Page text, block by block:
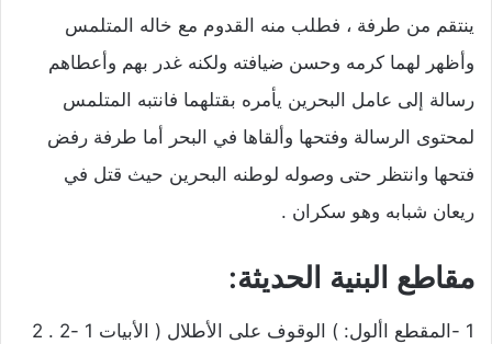
ينتقم من طرفة ، فطلب منه القدوم مع خاله المتلمس
وأظهر لهما كرمه وحسن ضيافته ولكنه غدر بهم وأعطاهم
رسالة إلى عامل البحرين يأمره بقتلهما فانتبه المتلمس
لمحتوى الرسالة وفتحها وألقاها في البحر أما طرفة رفض
فتحها وانتظر حتى وصوله لوطنه البحرين حيث قتل في
ريعان شبابه وهو سكران .
مقاطع البنية الحديثة:
1 -المقطع األول: ) الوقوف على الأطلال ( الأبيات 1 -2 . 2